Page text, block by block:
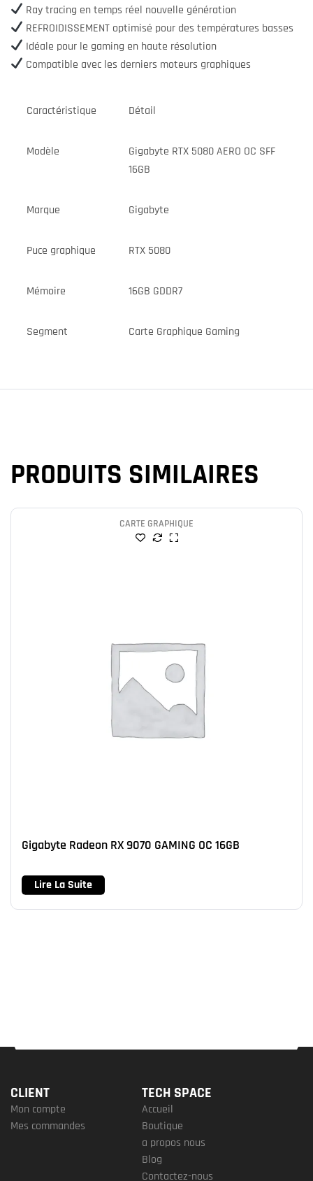
Ray tracing en temps réel nouvelle génération
REFROIDISSEMENT optimisé pour des températures basses
Idéale pour le gaming en haute résolution
Compatible avec les derniers moteurs graphiques
Caractéristique Détail
Modèle
Gigabyte RTX 5080 AERO OC SFF
16GB
Marque Gigabyte
Puce graphique RTX 5080
Mémoire 16GB GDDR7
Segment Carte Graphique Gaming
PRODUITS SIMILAIRES
CARTE GRAPHIQUE
Gigabyte Radeon RX 9070 GAMING OC 16GB
Lire La Suite
CLIENT
Mon compte
Mes commandes
TECH SPACE
Accueil
Boutique
a propos nous
Blog
Contactez-nous